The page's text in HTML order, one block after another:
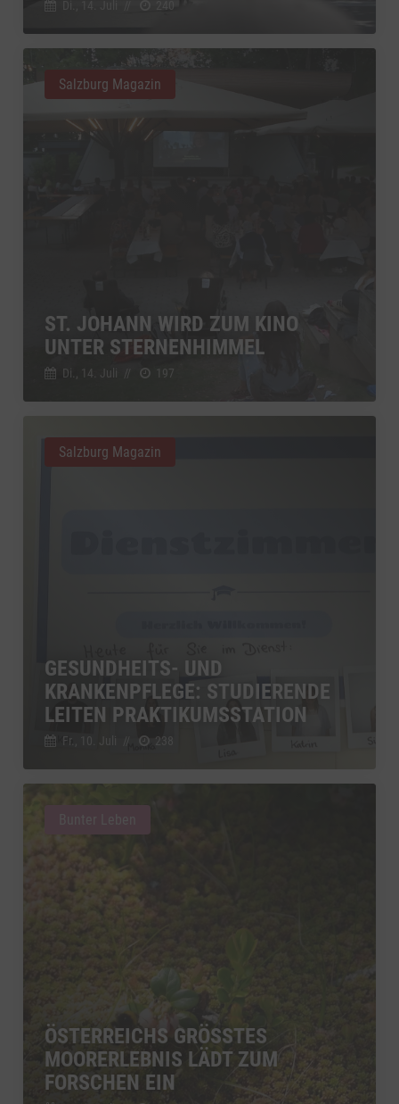
ST. JOHANN WIRD ZUM KINO
UNTER STERNENHIMMEL
Di., 14. Juli // 197
Salzburg Magazin
GESUNDHEITS- UND
KRANKENPFLEGE: STUDIERENDE
LEITEN PRAKTIKUMSSTATION
Fr., 10. Juli // 238
Salzburg Magazin
ÖSTERREICHS GRÖSSTES M
OORERLEBNIS LÄDT ZUM F
ORSCHEN EIN